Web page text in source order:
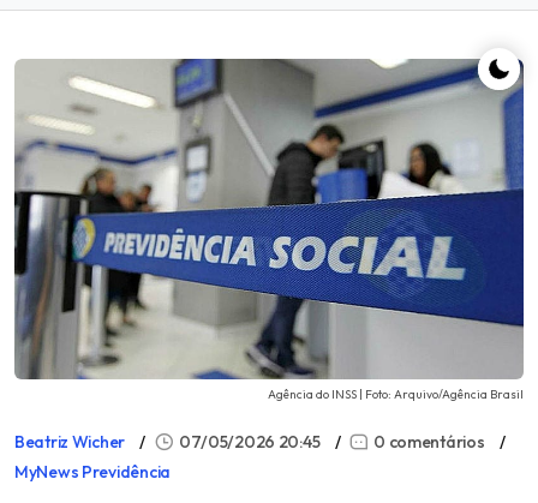
Agência do INSS | Foto: Arquivo/Agência Brasil
Beatriz Wicher 07/05/2026 20:45
0 comentários
MyNews Previdência